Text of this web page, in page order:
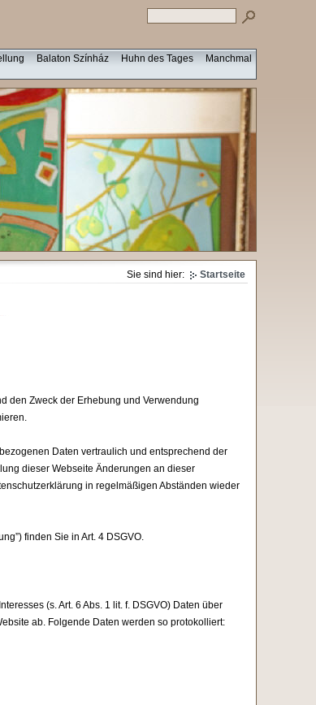
Balaton Színház Huhn des Tages
Manchmal
Sie sind hier: Startseite
den Zweck der Erhebung und Verwendung
Daten vertraulich und entsprechend der
dieser Webseite Änderungen an dieser
in regelmäßigen Abständen wieder
finden Sie in Art. 4 DSGVO.
(s. Art. 6 Abs. 1 lit. f. DSGVO) Daten über
ab. Folgende Daten werden so protokolliert: